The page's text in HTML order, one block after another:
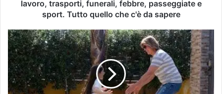
lavoro, trasporti, funerali, febbre, passeggiate e
sport. Tutto quello che c'è da sapere